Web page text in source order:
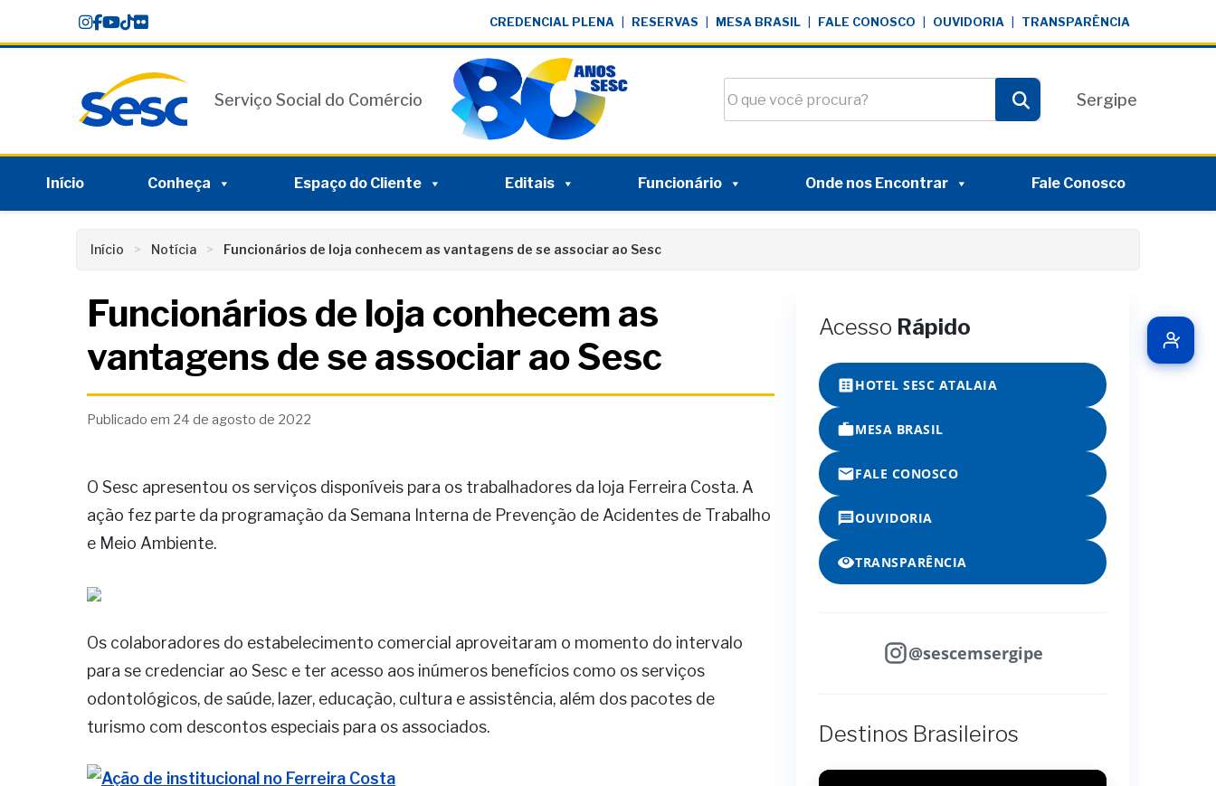
content
CREDENCIAL PLENA RESERVAS MESA BRASIL FALE CONOSCO OUVIDORIA TRANSPARÊNCIA
Serviço Social do Comércio
Pesquisar
Sergipe
Início Conheça Espaço do Cliente Editais Funcionário Onde nos Encontrar Fale Conosco
Início Notícia Funcionários de loja conhecem as vantagens de se associar ao Sesc
Funcionários de loja conhecem as
vantagens de se associar ao Sesc
Publicado em 24 de agosto de 2022
O Sesc apresentou os serviços disponíveis para os trabalhadores da loja Ferreira Costa. A
ação fez parte da programação da Semana Interna de Prevenção de Acidentes de Trabalho
e Meio Ambiente.
Os colaboradores do estabelecimento comercial aproveitaram o momento do intervalo
para se credenciar ao Sesc e ter acesso aos inúmeros benefícios como os serviços
odontológicos, de saúde, lazer, educação, cultura e assistência, além dos pacotes de
turismo com descontos especiais para os associados.
Acesso Rápido
HOTEL SESC ATALAIA
MESA BRASIL
FALE CONOSCO
OUVIDORIA
TRANSPARÊNCIA
@sescemsergipe
Destinos Brasileiros